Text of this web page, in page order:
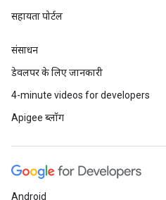
सहायता पोर्टल
संसाधन
डेवलपर के लिए जानकारी
4-minute videos for developers
Apigee ब्लॉग
Android